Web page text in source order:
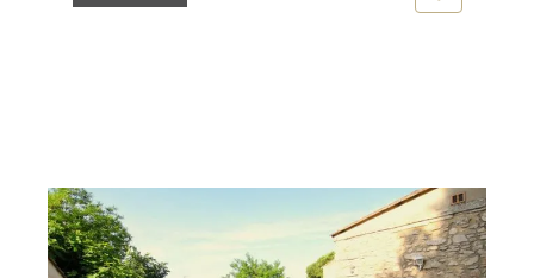
TEYRAN 34
94 m2, 3 pièces
Ref : 217